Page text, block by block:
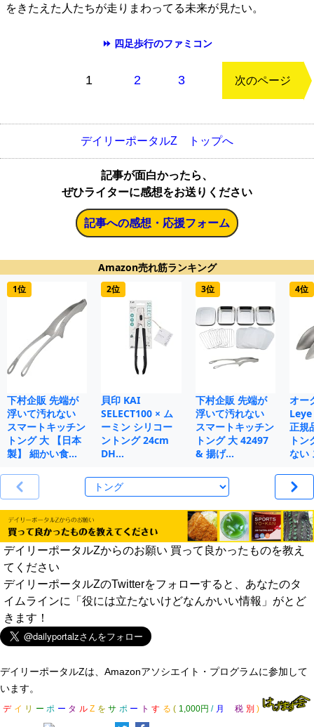
をきたえた人たちが走りまわってる未来が見たい。
⏩ 四足歩行のファミコン
1 2 3 次のページ
デイリーポータルZ トップへ
記事が面白かったら、
ぜひライターに感想をお送りください
記事への感想・応援フォーム
Amazon売れ筋ランキング
1位
下村企販 先端が
浮いて汚れない
スマートキッチン
トング 大 【日本
製】 細かい食…
2位
貝印 KAI
SELECT100 × ム
ーミン シリコー
ントング 24cm
DH…
3位
下村企販 先端が
浮いて汚れない
スマートキッチン
トング 大 42497
& 揚げ…
4位
オー
正規
ト
ない
デイリーポータルZからのお願い 買って良かったものを教え
てください
デイリーポータルZのTwitterをフォローすると、あなたのタ
イムラインに「役には立たないけどなんかいい情報」がとど
きます！
デイリーポータルZは、Amazonアソシエイト・プログラムに参加して
います。
デ イ リ ー ポ ー タ ル Z を サ ポ ー ト す る ( 1,000円 / 月 税 別 )